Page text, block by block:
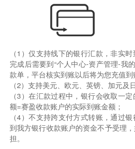
（1）仅支持线下的银行汇款，非实
完成后需要到“个人中心-资产管理-我
款单，平台核实到账以后将为您充值到
（2）支持美元、欧元、英镑、加元及
（3）在汇款过程中，银行会收取一
额=赛盈收款账户的实际到账金额；
（4）不支持跨支付方式转账，通过
到我方银行收款账户的资金不予受理
担。